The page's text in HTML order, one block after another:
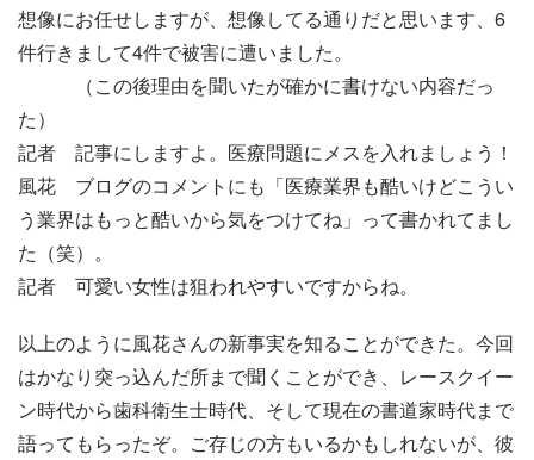
想像にお任せしますが、想像してる通りだと思います、6
件行きまして4件で被害に遭いました。
（この後理由を聞いたが確かに書けない内容だっ
た）
記者 記事にしますよ。医療問題にメスを入れましょう！
風花 ブログのコメントにも「医療業界も酷いけどこうい
う業界はもっと酷いから気をつけてね」って書かれてまし
た（笑）。
記者 可愛い女性は狙われやすいですからね。
以上のように風花さんの新事実を知ることができた。今回
はかなり突っ込んだ所まで聞くことができ、レースクイー
ン時代から歯科衛生士時代、そして現在の書道家時代まで
語ってもらったぞ。ご存じの方もいるかもしれないが、彼